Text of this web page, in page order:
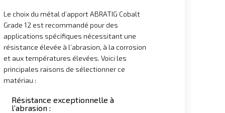
Le choix du métal d’apport ABRATIG Cobalt
Grade 12 est recommandé pour des
applications spécifiques nécessitant une
résistance élevée à l’abrasion, à la corrosion
et aux températures élevées. Voici les
principales raisons de sélectionner ce
matériau :​
Résistance exceptionnelle à
l’abrasion :